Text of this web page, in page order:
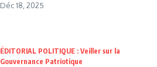
Déc 18, 2025
ÉDITORIAL POLITIQUE : Veiller sur la
Gouvernance Patriotique